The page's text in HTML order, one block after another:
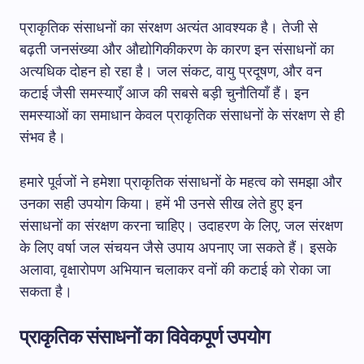
प्राकृतिक संसाधनों का संरक्षण अत्यंत आवश्यक है। तेजी से
बढ़ती जनसंख्या और औद्योगिकीकरण के कारण इन संसाधनों का
अत्यधिक दोहन हो रहा है। जल संकट, वायु प्रदूषण, और वन
कटाई जैसी समस्याएँ आज की सबसे बड़ी चुनौतियाँ हैं। इन
समस्याओं का समाधान केवल प्राकृतिक संसाधनों के संरक्षण से ही
संभव है।
हमारे पूर्वजों ने हमेशा प्राकृतिक संसाधनों के महत्व को समझा और
उनका सही उपयोग किया। हमें भी उनसे सीख लेते हुए इन
संसाधनों का संरक्षण करना चाहिए। उदाहरण के लिए, जल संरक्षण
के लिए वर्षा जल संचयन जैसे उपाय अपनाए जा सकते हैं। इसके
अलावा, वृक्षारोपण अभियान चलाकर वनों की कटाई को रोका जा
सकता है।
प्राकृतिक संसाधनों का विवेकपूर्ण उपयोग